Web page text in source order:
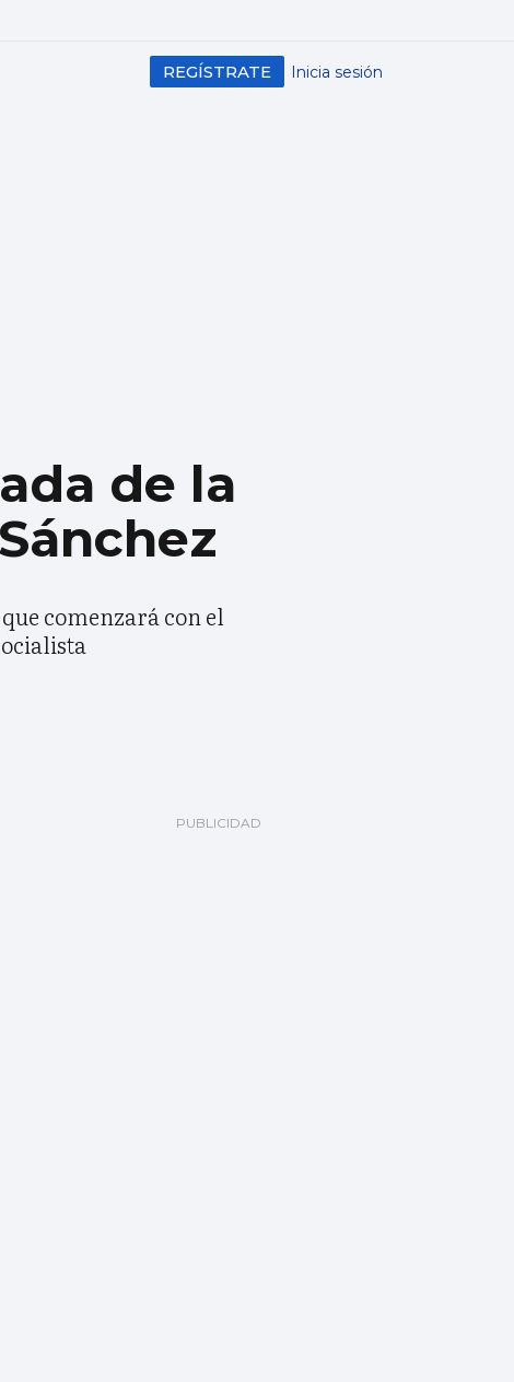
Inicia sesión
REGÍSTRATE
de la
comenzará con el